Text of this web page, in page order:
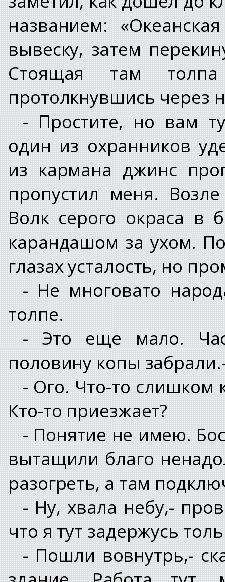
названием:
вывеску, затем
Стоящая там
протолкнувшись через
- Простите, но вам
один из охранников
из кармана джинс
пропустил меня.
Волк серого окраса в
карандашом за ухом.
глазах усталость, но
- Не многовато
толпе.
- Это еще мало.
половину копы
- Ого. Что-то слишком
Кто-то приезжает?
- Понятие не имею.
вытащили благо
разогреть, а там
- Ну, хвала небу,-
что я тут задержусь
- Пошли вовнутрь,-